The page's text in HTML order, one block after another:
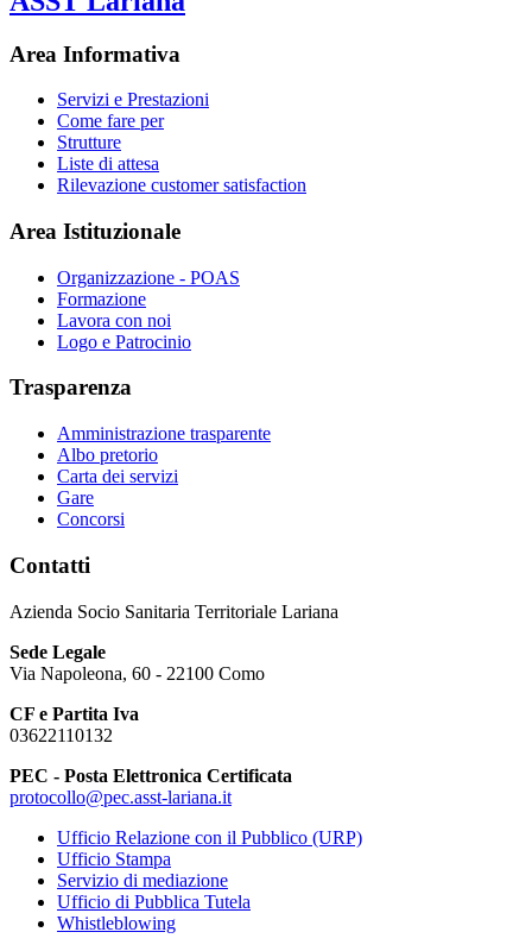
Area Informativa
Servizi e Prestazioni
Come fare per
Strutture
Liste di attesa
Rilevazione customer satisfaction
Area Istituzionale
Organizzazione - POAS
Formazione
Lavora con noi
Logo e Patrocinio
Trasparenza
Amministrazione trasparente
Albo pretorio
Carta dei servizi
Gare
Concorsi
Contatti
Azienda Socio Sanitaria Territoriale Lariana
Sede Legale
Via Napoleona, 60 - 22100 Como
CF e Partita Iva
03622110132
PEC - Posta Elettronica Certificata
protocollo@pec.asst-lariana.it
Ufficio Relazione con il Pubblico (URP)
Ufficio Stampa
Servizio di mediazione
Ufficio di Pubblica Tutela
Whistleblowing